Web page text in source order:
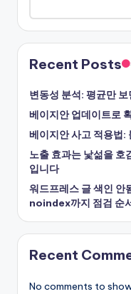
Recent Posts
변동성 분석: 평균만
베이지안 업데이트로
베이지안 사고 적용법:
노출 효과는 낯섦을 호
입니다
워드프레스 글 색인
noindex까지 점검 순
Recent
No comments to